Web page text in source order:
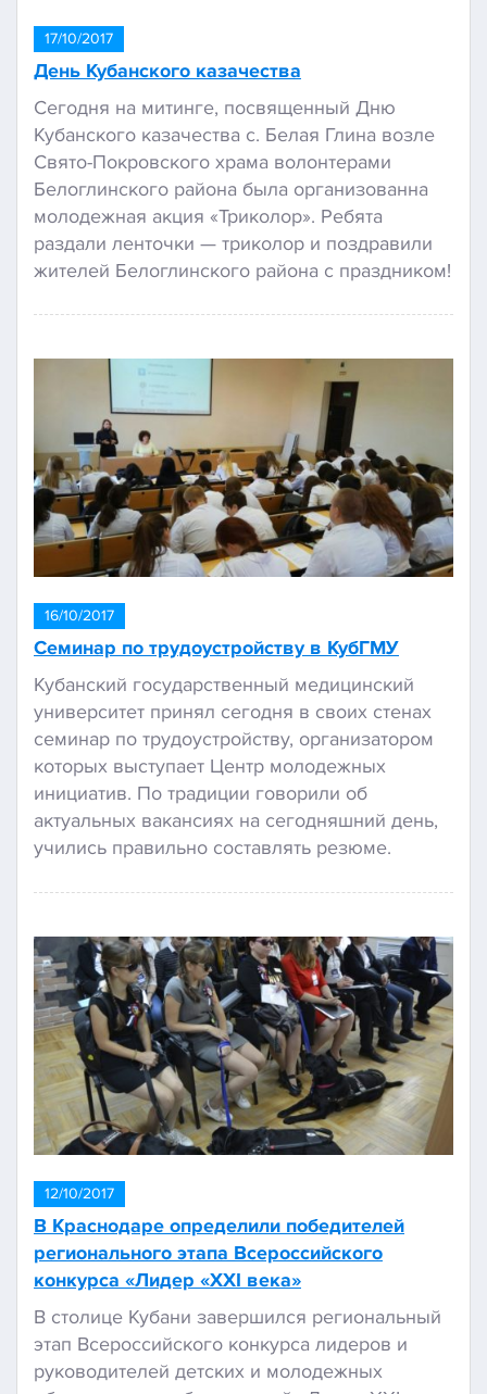
17/10/2017
День Кубанского казачества
Сегодня на митинге, посвященный Дню
Кубанского казачества с. Белая Глина возле
Свято-Покровского храма волонтерами
Белоглинского района была организованна
молодежная акция «Триколор». Ребята
раздали ленточки — триколор и поздравили
жителей Белоглинского района с праздником!
16/10/2017
Семинар по трудоустройству в КубГМУ
Кубанский государственный медицинский
университет принял сегодня в своих стенах
семинар по трудоустройству, организатором
которых выступает Центр молодежных
инициатив. По традиции говорили об
актуальных вакансиях на сегодняшний день,
учились правильно составлять резюме.
12/10/2017
В Краснодаре определили победителей
регионального этапа Всероссийского
конкурса «Лидер «XXI века»
В столице Кубани завершился региональный
этап Всероссийского конкурса лидеров и
руководителей детских и молодежных